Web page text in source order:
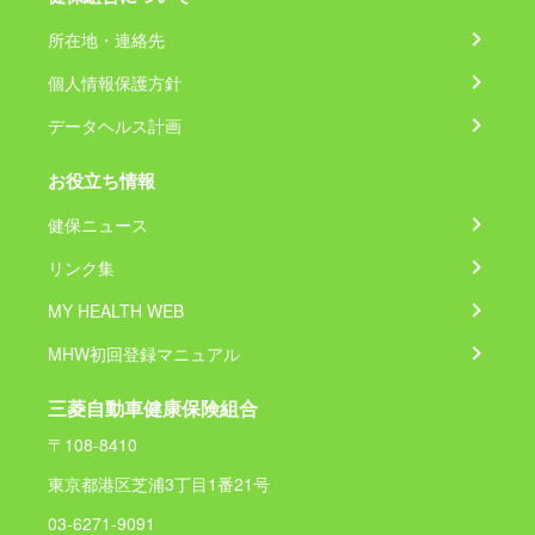
所在地・連絡先
個人情報保護方針
データヘルス計画
お役立ち情報
健保ニュース
リンク集
MY HEALTH WEB
MHW初回登録マニュアル
三菱自動車健康保険組合
〒108-8410
東京都港区芝浦3丁目1番21号
03-6271-9091